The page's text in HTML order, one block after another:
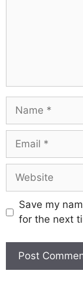
Save my
for the next